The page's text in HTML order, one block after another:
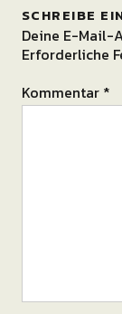
SCHREIBE
Deine E-Mail-
Erforderliche
Kommentar *